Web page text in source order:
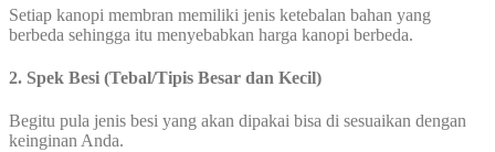
Setiap kanopi membran memiliki jenis ketebalan bahan yang
berbeda sehingga itu menyebabkan harga kanopi berbeda.
2. Spek Besi (Tebal/Tipis Besar dan Kecil)
Begitu pula jenis besi yang akan dipakai bisa di sesuaikan dengan
keinginan Anda.